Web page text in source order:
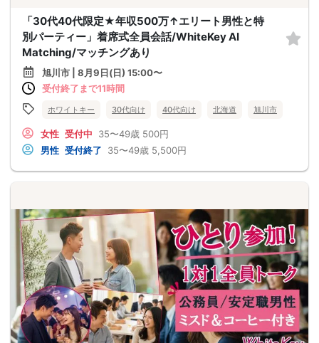
「30代40代限定★年収500万↑エリート男性と特
別パーティー」着席式全員会話/WhiteKey AI
Matching/マッチングあり
旭川市 | 8月9日(日) 15:00〜
受付終了まで11時間
ホワイトキー 30代向け 40代向け 北海道 旭川市
女性 受付中 35〜49歳 500円
男性 受付終了 35〜49歳 5,500円